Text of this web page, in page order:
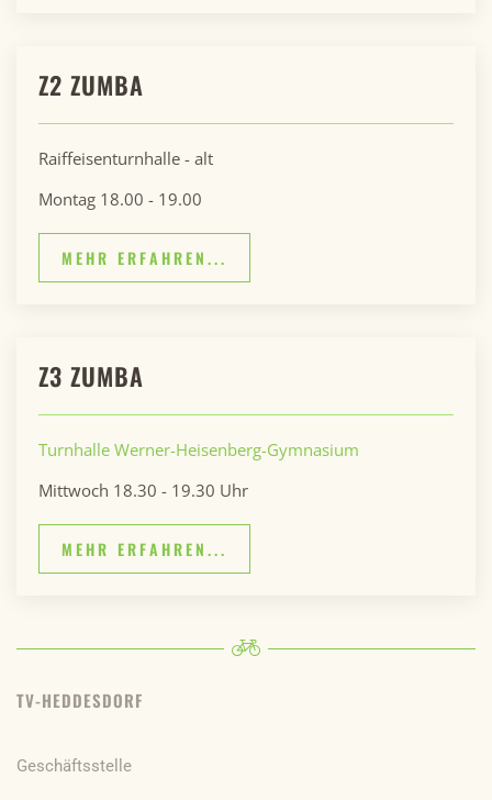
Z2 ZUMBA
Raiffeisenturnhalle - alt
Montag 18.00 - 19.00
MEHR ERFAHREN...
Z3 ZUMBA
Turnhalle Werner-Heisenberg-Gymnasium
Mittwoch 18.30 - 19.30 Uhr
MEHR ERFAHREN...
TV-HEDDESDORF
Geschäftsstelle